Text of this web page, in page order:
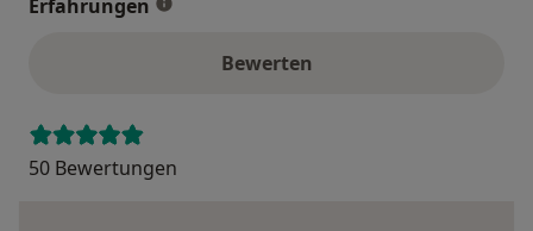
Erfahrungen
Bewerten
50 Bewertungen